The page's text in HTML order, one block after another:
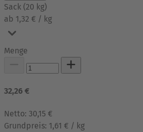
Sack (20 kg)
ab 1,32 € / kg
Menge
32,26 €
Netto: 30,15 €
Grundpreis: 1,61 € / kg